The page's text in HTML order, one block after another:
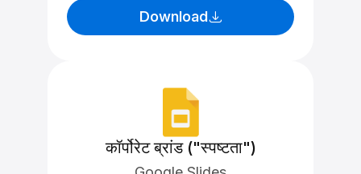
Download
कॉर्पोरेट ब्रांड ("स्पष्टता")